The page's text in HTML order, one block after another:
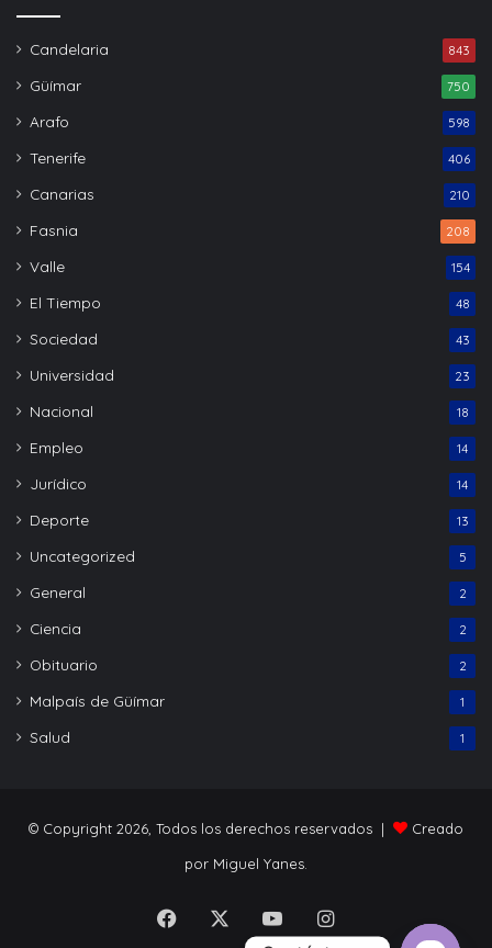
Candelaria 843
Güímar 750
Arafo 598
Tenerife 406
Canarias 210
Fasnia 208
Valle 154
El Tiempo 48
Sociedad 43
Universidad 23
Nacional 18
Empleo 14
Jurídico 14
Deporte 13
Uncategorized 5
General 2
Ciencia 2
Obituario 2
Malpaís de Güímar 1
Salud 1
© Copyright 2026, Todos los derechos reservados |
Creado
por Miguel Yanes.
Facebook YouTubeInstagram